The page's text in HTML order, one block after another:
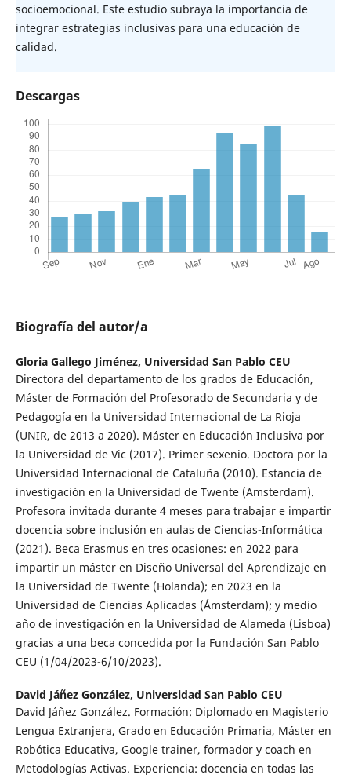
socioemocional. Este estudio subraya la importancia de
integrar estrategias inclusivas para una educación de
calidad.
Descargas
Biografía del autor/a
Gloria Gallego Jiménez, Universidad San Pablo CEU
Directora del departamento de los grados de Educación,
Máster de Formación del Profesorado de Secundaria y de
Pedagogía en la Universidad Internacional de La Rioja
(UNIR, de 2013 a 2020). Máster en Educación Inclusiva por
la Universidad de Vic (2017). Primer sexenio. Doctora por la
Universidad Internacional de Cataluña (2010). Estancia de
investigación en la Universidad de Twente (Amsterdam).
Profesora invitada durante 4 meses para trabajar e impartir
docencia sobre inclusión en aulas de Ciencias-Informática
(2021). Beca Erasmus en tres ocasiones: en 2022 para
impartir un máster en Diseño Universal del Aprendizaje en
la Universidad de Twente (Holanda); en 2023 en la
Universidad de Ciencias Aplicadas (Ámsterdam); y medio
año de investigación en la Universidad de Alameda (Lisboa)
gracias a una beca concedida por la Fundación San Pablo
CEU (1/04/2023-6/10/2023).
David Jáñez González, Universidad San Pablo CEU
David Jáñez González. Formación: Diplomado en Magisterio
Lengua Extranjera, Grado en Educación Primaria, Máster en
Robótica Educativa, Google trainer, formador y coach en
Metodologías Activas. Experiencia: docencia en todas las